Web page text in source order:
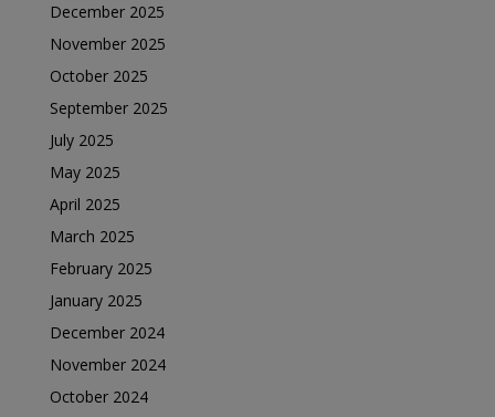
December 2025
November 2025
October 2025
September 2025
July 2025
May 2025
April 2025
March 2025
February 2025
January 2025
December 2024
November 2024
October 2024